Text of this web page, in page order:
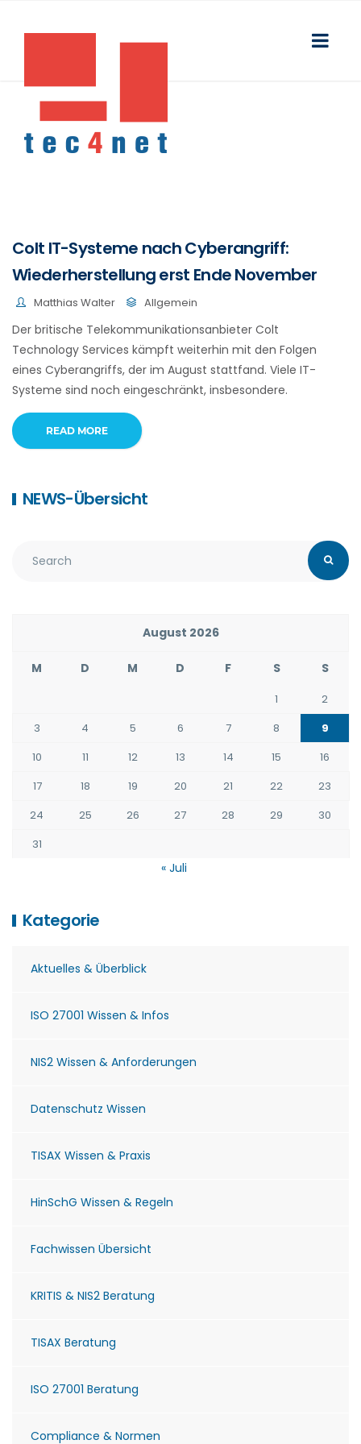
Colt IT-Systeme nach Cyberangriff:
Wiederherstellung erst Ende November
Matthias Walter Allgemein
Der britische Telekommunikationsanbieter Colt
Technology Services kämpft weiterhin mit den Folgen
eines Cyberangriffs, der im August stattfand. Viele IT-
Systeme sind noch eingeschränkt, insbesondere.
READ MORE
NEWS-Übersicht
August 2026
M D M D F S S
1
2
3
4 5 6 7 8
9
10
11 12 13 14 15
16
17
18 19 20 21 22
23
24
25 26 27 28 29
30
31
« Juli
Kategorie
Aktuelles & Überblick
ISO 27001 Wissen & Infos
NIS2 Wissen & Anforderungen
Datenschutz Wissen
TISAX Wissen & Praxis
HinSchG Wissen & Regeln
Fachwissen Übersicht
KRITIS & NIS2 Beratung
TISAX Beratung
ISO 27001 Beratung
Compliance & Normen